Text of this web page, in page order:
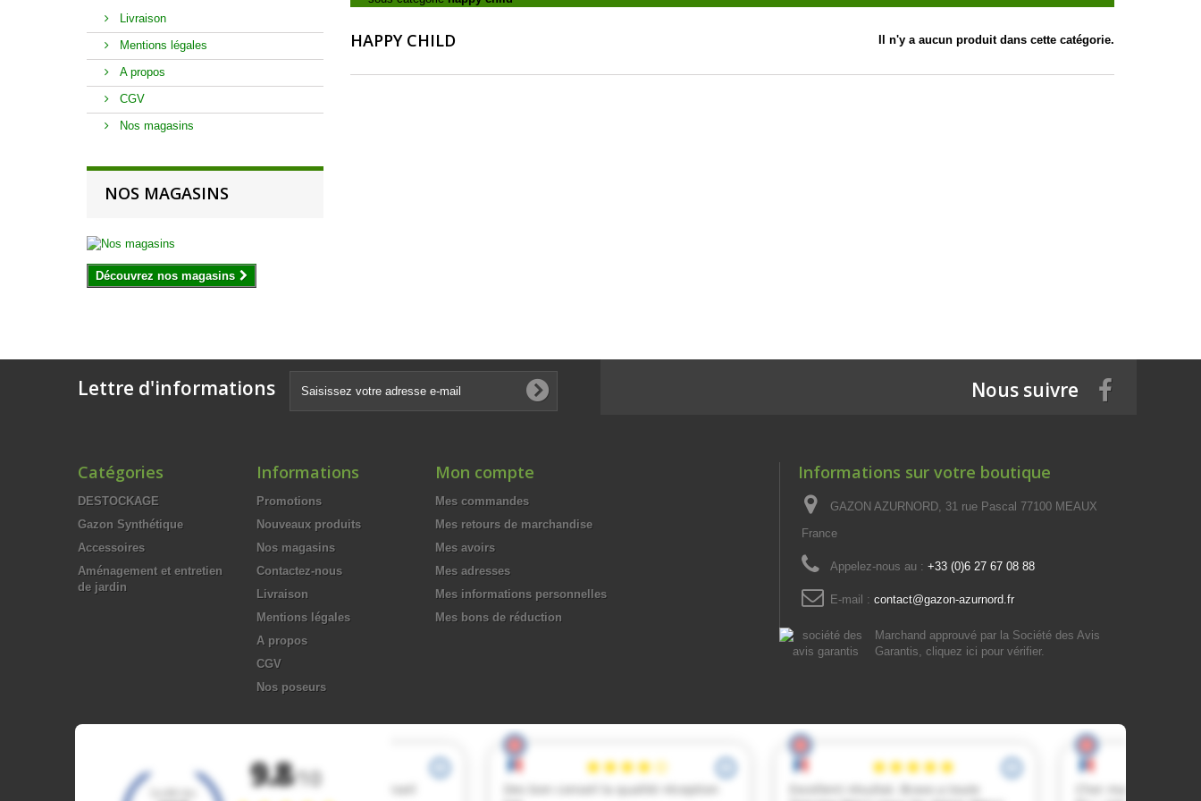
Livraison
Mentions légales
A propos
CGV
Nos magasins
NOS MAGASINS
Découvrez nos magasins
HAPPY CHILD Il n'y a aucun produit dans cette catégorie.
Lettre d'informations Nous suivre
Catégories
DESTOCKAGE
Gazon Synthétique
Accessoires
Aménagement et entretien
de jardin
Informations
Promotions
Nouveaux produits
Nos magasins
Contactez-nous
Livraison
Mentions légales
A propos
CGV
Nos poseurs
Mon compte
Mes commandes
Mes retours de marchandise
Mes avoirs
Mes adresses
Mes informations personnelles
Mes bons de réduction
Informations sur votre boutique
GAZON AZURNORD, 31 rue Pascal 77100 MEAUX
France
Appelez-nous au : +33 (0)6 27 67 08 88
E-mail : contact@gazon-azurnord.fr
Marchand approuvé par la Société des Avis
Garantis, cliquez ici pour vérifier.